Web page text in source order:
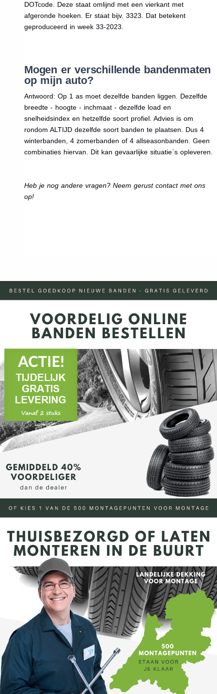
DOTcode. Deze staat omlijnd met een vierkant met
afgeronde hoeken. Er staat bijv. 3323. Dat betekent
geproduceerd in week 33-2023.
Mogen er verschillende bandenmaten
op mijn auto?
Antwoord: Op 1 as moet dezelfde banden liggen. Dezelfde
breedte - hoogte - inchmaat - dezelfde load en
snelheidsindex en hetzelfde soort profiel. Advies is om
rondom ALTIJD dezelfde soort banden te plaatsen. Dus 4
winterbanden, 4 zomerbanden of 4 allseasonbanden. Geen
combinaties hiervan. Dit kan gevaarlijke situatie`s opleveren.
Heb je nog andere vragen? Neem gerust contact met ons
op!